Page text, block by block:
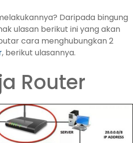
Daripada bingung
ulasan berikut ini yang akan
cara menghubungkan 2
, berikut ulasannya.
Router